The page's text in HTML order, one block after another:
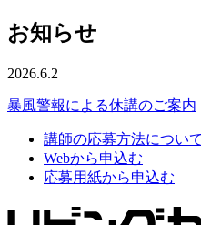
お知らせ
2026.6.2
暴風警報による休講のご案内
講師の応募方法について
Webから申込む
応募用紙から申込む